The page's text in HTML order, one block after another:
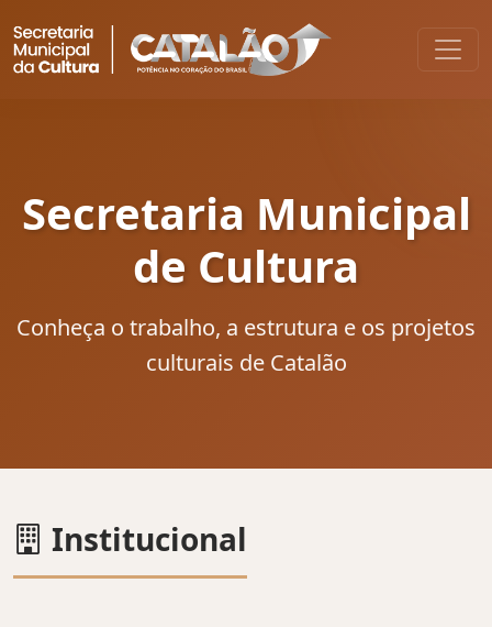
Secretaria Municipal
de Cultura
Conheça o trabalho, a estrutura e os projetos
culturais de Catalão
Institucional